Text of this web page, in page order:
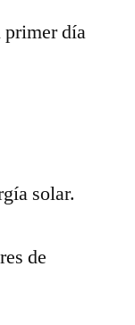
primer día
solar.
de